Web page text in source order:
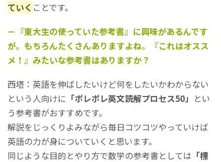
ていく ことです。
－『東大生の使っていた参考書』に興味があるんです
が。もちろんたくさんありますよね。『これはオスス
メ！』みたいな参考書はありますか？
西塔：英語を伸ばしたいけど何をしたいかわからない
という人向けに 「ポレポレ英文読解プロセス50」 とい
う参考書がおすすめです。
解説をじっくりよみながら毎日コツコツやっていけば
英語の力が身についていくと思います。
同じような目的とやり方で数学の参考書としては 「標